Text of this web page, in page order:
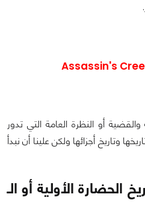
أو النظرة العامة التي تدور
وتاريخ أجزائها ولكن علينا أن نبدأ
الحضارة الأولية أو الـ